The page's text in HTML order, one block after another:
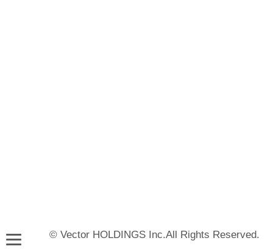
© Vector HOLDINGS Inc.All Rights Reserved.